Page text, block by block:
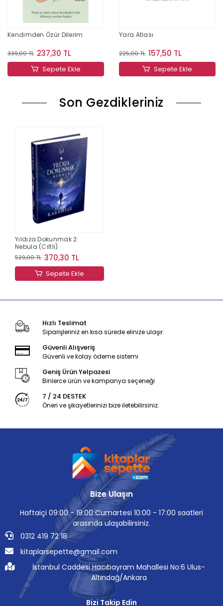
Kendimden Özür Dilerim
339,00 TL 237,30 TL
Sepete Ekle
Yara Atlası
225,00 TL 157,50 TL
Sepete Ekle
Son Gezdikleriniz
Yıldıza Dokunmak 2:
Nebula (Ciltli)
529,00 TL 370,30 TL
Sepete Ekle
Hızlı Teslimat
Siparişleriniz en kısa sürede elinize ulaşır.
Güvenli Alışveriş
Güvenli ve kolay ödeme sistemi
Geniş Ürün Yelpazesi
Binlerce ürün ve kampanya seçeneği
7 / 24 DESTEK
Öneri ve şikayetlerinizi bize iletebilirsiniz.
Bize Ulaşın
Haftaiçi 09:00 - 19:00 Cumartesi 10:00 - 17:00 saatleri
arasında ulaşabilirsiniz.
0312 419 72 18
kitaplarsepette@gmail.com
İstanbul Caddesi Hacıbayram Mahallesi No:6 Ulus-
Altındağ/Ankara
Bizi Takip Edin